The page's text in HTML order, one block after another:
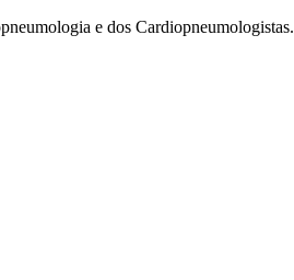
e dos Cardiopneumologistas.